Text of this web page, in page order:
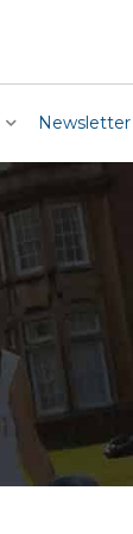
Newsletter